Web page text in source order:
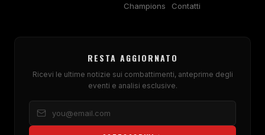
Champions
Contatti
RESTA AGGIORNATO
Ricevi le ultime notizie sui combattimenti, anteprime degli
eventi e analisi esclusive.